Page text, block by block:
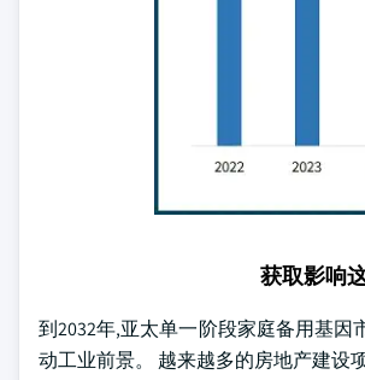
获取影响
到2032年,亚太单一阶段家庭备用基
动工业前景。 越来越多的房地产建设